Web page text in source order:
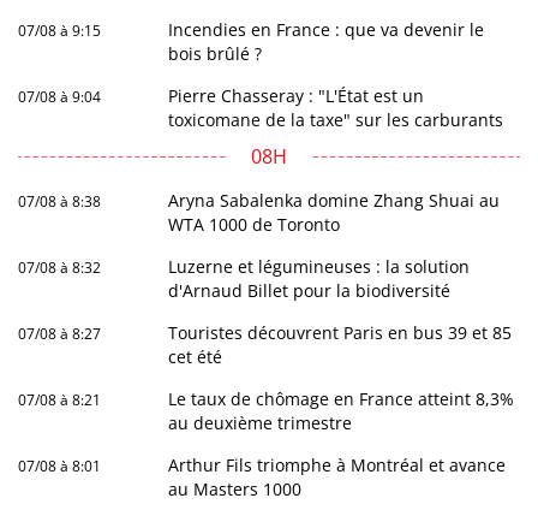
07/08 à 9:15
Incendies en France : que va devenir le
bois brûlé ?
07/08 à 9:04
Pierre Chasseray : "L'État est un
toxicomane de la taxe" sur les carburants
08H
07/08 à 8:38
Aryna Sabalenka domine Zhang Shuai au
WTA 1000 de Toronto
07/08 à 8:32
Luzerne et légumineuses : la solution
d'Arnaud Billet pour la biodiversité
07/08 à 8:27
Touristes découvrent Paris en bus 39 et 85
cet été
07/08 à 8:21
Le taux de chômage en France atteint 8,3%
au deuxième trimestre
07/08 à 8:01
Arthur Fils triomphe à Montréal et avance
au Masters 1000